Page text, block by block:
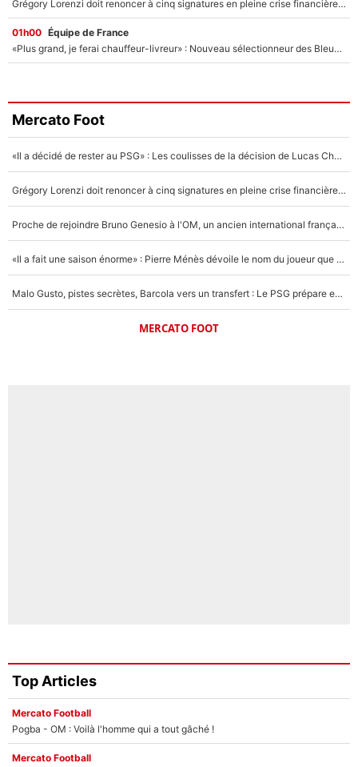
Grégory Lorenzi doit renoncer à cinq signatures en pleine crise financière : L’IA propose sept noms à l’OM pour un mercato réussi... à seulement 5M€ !
01h00 Équipe de France
«Plus grand, je ferai chauffeur-livreur» : Nouveau sélectionneur des Bleus, Zinédine Zidane s’était imaginé un avenir très différent lorsqu'il était enfant
Mercato Foot
«Il a décidé de rester au PSG» : Les coulisses de la décision de Lucas Chevalier pour son transfert
Grégory Lorenzi doit renoncer à cinq signatures en pleine crise financière : L’IA propose sept noms à l’OM pour un mercato réussi... à seulement 5M€ !
Proche de rejoindre Bruno Genesio à l'OM, un ancien international français va finalement débarquer... sur RMC !
«Il a fait une saison énorme» : Pierre Ménès dévoile le nom du joueur que l’OM devait absolument recruter cet été, l’IA valide la piste !
Malo Gusto, pistes secrètes, Barcola vers un transfert : Le PSG prépare encore des surprises sur le mercato
MERCATO FOOT
Top Articles
Mercato Football
Pogba - OM : Voilà l'homme qui a tout gâché !
Mercato Football